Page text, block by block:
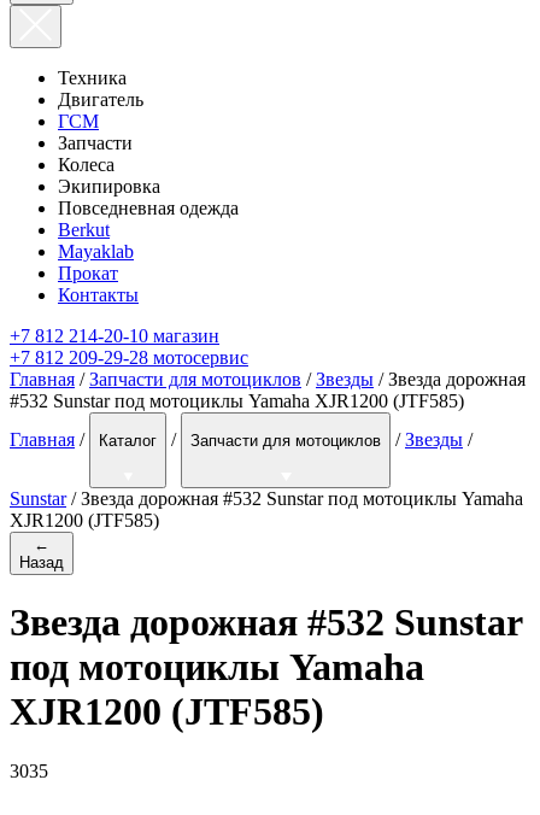
Техника
Двигатель
ГСМ
Запчасти
Колеса
Экипировка
Повседневная одежда
Berkut
Mayaklab
Прокат
Контакты
+7 812 214-20-10 магазин
+7 812 209-29-28 мотосервис
Главная /Запчасти для мотоциклов /Звезды / Звезда дорожная
#532 Sunstar под мотоциклы Yamaha XJR1200 (JTF585)
Главная / Каталог / Запчасти для мотоциклов / Звезды /
Sunstar / Звезда дорожная #532 Sunstar под мотоциклы Yamaha
XJR1200 (JTF585)
←
Назад
Звезда дорожная #532 Sunstar
под мотоциклы Yamaha
XJR1200 (JTF585)
3035